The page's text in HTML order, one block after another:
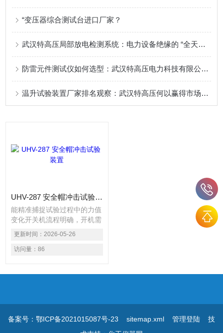
“变压器综合测试台进口厂家？
武汉特高压局部放电检测系统：电力设备绝缘的 “全天候健康监测中枢”
防雷元件测试仪如何选型：武汉特高压电力科技有限公司的产品应用与用户评价
温升试验装置厂家排名观察：武汉特高压何以赢得市场关注？
UHV-287 安全帽冲击试验装置
能精准捕捉试验过程中的力值
变化开关机流程明确，开机需
经售后人员检查配置支持冲击
吸收试验和耐穿刺试验，试验
过程中会有提示音
更新时间： 2026-05-26
访问量： 86
备案号：鄂ICP备2021015087号-23 sitemap.xml 管理登陆技